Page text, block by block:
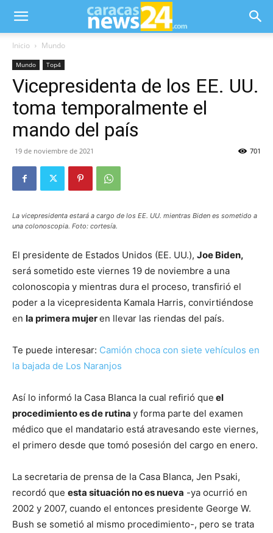
Inicio Mundo
Mundo Top4
Vicepresidenta de los EE. UU.
toma temporalmente el
mando del país
19 de noviembre de 2021 701
La vicepresidenta estará a cargo de los EE. UU. mientras Biden es sometido a
una colonoscopia. Foto: cortesía.
El presidente de Estados Unidos (EE. UU.), Joe Biden,
será sometido este viernes 19 de noviembre a una
colonoscopia y mientras dura el proceso, transfirió el
poder a la vicepresidenta Kamala Harris, convirtiéndose
en la primera mujeren llevar las riendas del país.
Te puede interesar: Camión choca con siete vehículos en
la bajada de Los Naranjos
Así lo informó la Casa Blanca la cual refirió que el
procedimiento es de rutina y forma parte del examen
médico que el mandatario está atravesando este viernes,
el primero desde que tomó posesión del cargo en enero.
La secretaria de prensa de la Casa Blanca, Jen Psaki,
recordó que esta situación no es nueva -ya ocurrió en
2002 y 2007, cuando el entonces presidente George W.
Bush se sometió al mismo procedimiento-, pero se trata